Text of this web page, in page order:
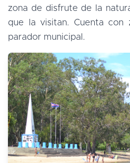
zona de disfrute de la
que la visitan. Cuenta con
parador municipal.